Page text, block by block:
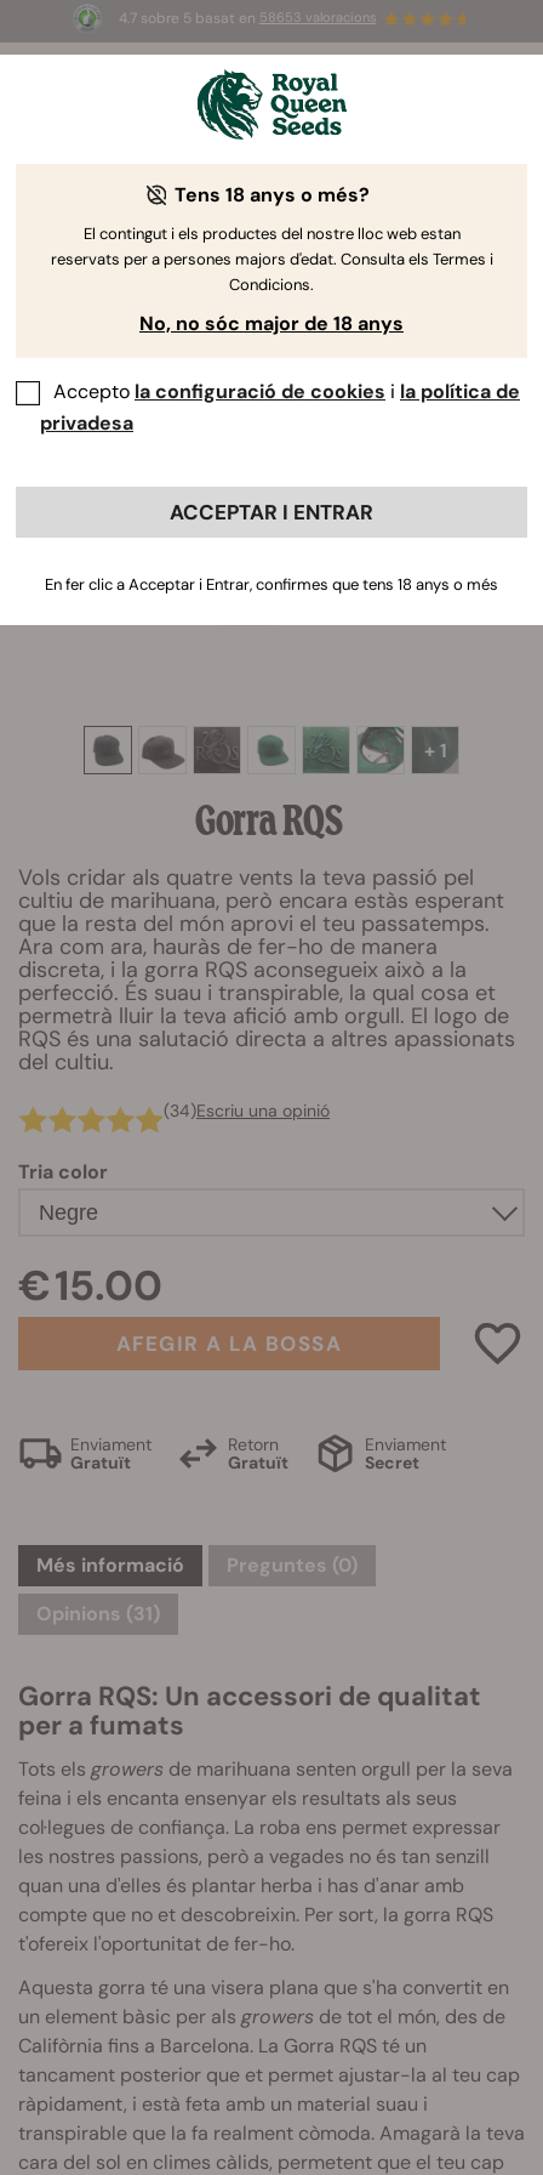
4.7 sobre 5 basat en 58653 valoracions
Summer Sales: ¡Hasta un 50%
de descuento! ⏤
+ 1
Gorra RQS
Vols cridar als quatre vents la teva passió pel
cultiu de marihuana, però encara estàs esperant
que la resta del món aprovi el teu passatemps.
Ara com ara, hauràs de fer-ho de manera
discreta, i la gorra RQS aconsegueix això a la
perfecció. És suau i transpirable, la qual cosa et
permetrà lluir la teva afició amb orgull. El logo de
RQS és una salutació directa a altres apassionats
del cultiu.
(34)Escriu una opinió
Tria color
€ 15.00
AFEGIR A LA BOSSA
Enviament
Gratuït
Retorn
Gratuït
Enviament
Secret
Més informació Preguntes (0)
Opinions (31)
Gorra RQS: Un accessori de qualitat
per a fumats
Tots els growers de marihuana senten orgull per la seva
feina i els encanta ensenyar els resultats als seus
col·legues de confiança. La roba ens permet expressar
les nostres passions, però a vegades no és tan senzill
quan una d'elles és plantar herba i has d'anar amb
compte que no et descobreixin. Per sort, la gorra RQS
t'ofereix l'oportunitat de fer-ho.
Aquesta gorra té una visera plana que s'ha convertit en
un element bàsic per als growers de tot el món, des de
Califòrnia fins a Barcelona. La Gorra RQS té un
tancament posterior que et permet ajustar-la al teu cap
ràpidament, i està feta amb un material suau i
transpirable que la fa realment còmoda. Amagarà la teva
cara del sol en climes càlids, permetent que el teu cap
Tens 18 anys o més?
El contingut i els productes del nostre lloc web estan
reservats per a persones majors d'edat. Consulta els Termes i
Condicions.
No, no sóc major de 18 anys
Accepto la configuració de cookies i la política de
privadesa
ACCEPTAR I ENTRAR
En fer clic a Acceptar i Entrar, confirmes que tens 18 anys o més